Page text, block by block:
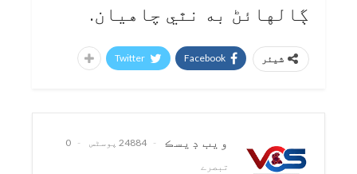
ڳالهائڻ به نٿي چاهيان.
شیئر Facebook
Twitter
ويب ڊيسڪ 24884 پوسٹس
0
تبصرے